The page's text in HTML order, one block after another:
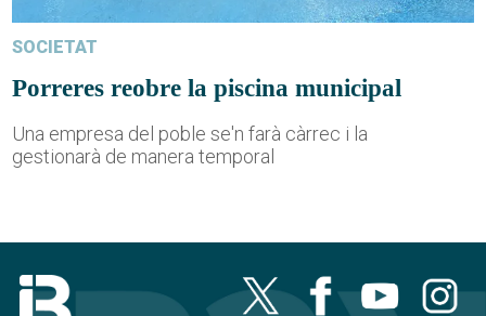
SOCIETAT
Porreres reobre la piscina municipal
Una empresa del poble se'n farà càrrec i la
gestionarà de manera temporal